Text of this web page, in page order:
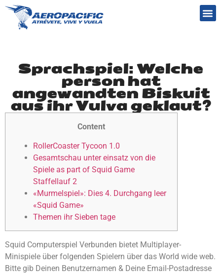
Sprachspiel: Welche
person hat
angewandten Biskuit
aus ihr Vulva geklaut?
Content
RollerCoaster Tycoon 1.0
Gesamtschau unter einsatz von die
Spiele as part of Squid Game
Staffellauf 2
«Murmelspiel»: Dies 4. Durchgang leer
«Squid Game»
Themen ihr Sieben tage
Squid Computerspiel Verbunden bietet Multiplayer-
Minispiele über folgenden Spielern über das World wide web.
Bitte gib Deinen Benutzernamen & Deine Email-Postadresse